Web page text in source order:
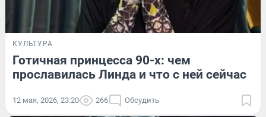
КУЛЬТУРА
Готичная принцесса 90-х: чем
прославилась Линда и что с ней сейчас
12 мая, 2026, 23:20 266 Обсудить